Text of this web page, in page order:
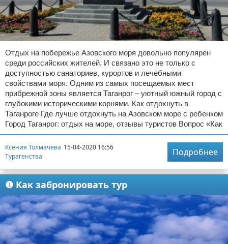
Авиаперелеты
Отели
Полезное для туристов
Отдых на природе
Аренда автомобилей
Документы и визы
Билеты
Планирование отдыха
Пляжный отдых
Турагенства
Отказ от ответственности
Отдых на побережье Азовского моря довольно популярен
среди российских жителей. И связано это не только с
доступностью санаториев, курортов и лечебными
свойствами моря. Одним из самых посещаемых мест
прибрежной зоны является Таганрог – уютный южный город с
глубокими историческими корнями. Как отдохнуть в
Таганроге Где лучше отдохнуть на Азовском море с ребенком
Город Таганрог: отдых на море, отзывы туристов Вопрос «Как
Ксения Толмачева 15-04-2020 16:56
Турагенства
Подробнее
❶ Как забронировать тур